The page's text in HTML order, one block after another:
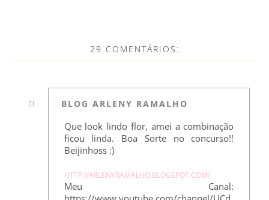
29 COMENTÁRIOS:
BLOG ARLENY RAMALHO
Que look lindo flor, amei a combinação
ficou linda. Boa Sorte no concurso!!
Beijinhoss :)
HTTP://ARLENYRAMALHO.BLOGSPOT.COM/
Meu Canal: